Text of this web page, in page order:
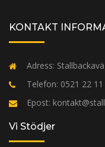
KONTAKT
Adress:
Telefon: 0521 22
Epost:
Vi Stödjer